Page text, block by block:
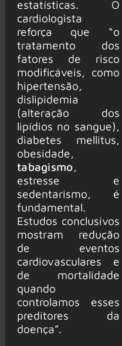
estatísticas. O
cardiologista
reforça que “o
tratamento dos
fatores de risco
modificáveis, como
hipertensão,
dislipidemia
(alteração dos
lipídios no sangue),
diabetes mellitus,
obesidade,
tabagismo,
estresse e
sedentarismo, é
fundamental.
Estudos conclusivos
mostram redução
de eventos
cardiovasculares e
de mortalidade
quando
controlamos esses
preditores da
doença”.